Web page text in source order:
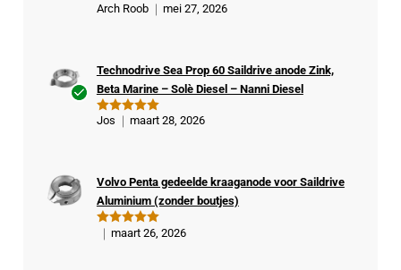
Gewaardeer
Arch Roob mei 27, 2026
kop
er
Gewaardeer
Technodrive Sea Prop 60 Saildrive anode Zink,
Beta Marine – Solè Diesel – Nanni Diesel
Jos maart 28, 2026
Gewaardeer
Volvo Penta gedeelde kraaganode voor Saildrive
Aluminium (zonder boutjes)
maart 26, 2026